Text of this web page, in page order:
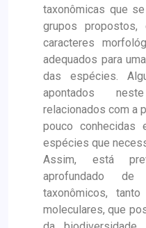
taxonômicas que
grupos
caracteres
adequados para
das espécies.
apontados
relacionados com a
pouco
espécies que
Assim, está
aprofundado de
taxonômicos,
moleculares, que